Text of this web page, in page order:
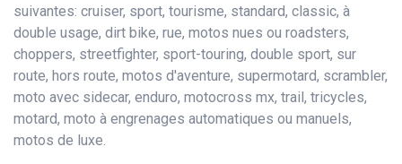
suivantes: cruiser, sport, tourisme, standard, classic, à
double usage, dirt bike, rue, motos nues ou roadsters,
choppers, streetfighter, sport-touring, double sport, sur
route, hors route, motos d'aventure, supermotard, scrambler,
moto avec sidecar, enduro, motocross mx, trail, tricycles,
motard, moto à engrenages automatiques ou manuels,
motos de luxe.